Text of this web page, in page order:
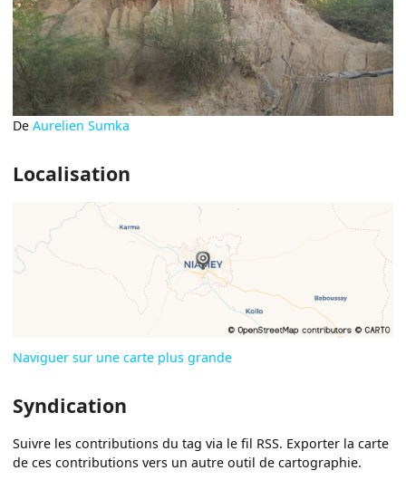
DeAurelien Sumka
Localisation
Naviguer sur une carte plus grande
Syndication
Suivre les contributions du tag via le fil RSS. Exporter la carte
de ces contributions vers un autre outil de cartographie.